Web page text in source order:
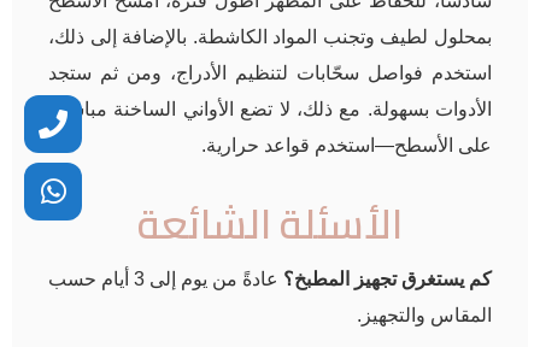
بمحلول لطيف وتجنب المواد الكاشطة. بالإضافة إلى ذلك،
استخدم فواصل سحّابات لتنظيم الأدراج، ومن ثم ستجد
الأدوات بسهولة. مع ذلك، لا تضع الأواني الساخنة مباشرة
على الأسطح—استخدم قواعد حرارية.
الأسئلة الشائعة
كم يستغرق تجهيز المطبخ؟
عادةً من يوم إلى 3 أيام حسب
المقاس والتجهيز.